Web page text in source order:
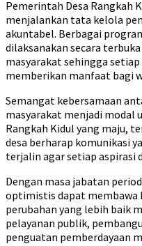
Pemerintah Desa Rangkah
menjalankan tata kelola
akuntabel. Berbagai
dilaksanakan secara
masyarakat sehingga
memberikan manfaat bagi
Semangat kebersamaan
masyarakat menjadi modal
Rangkah Kidul yang maju,
desa berharap komunikasi
terjalin agar setiap aspirasi
Dengan masa jabatan
optimistis dapat membawa
perubahan yang lebih baik
pelayanan publik,
penguatan pemberdayaan